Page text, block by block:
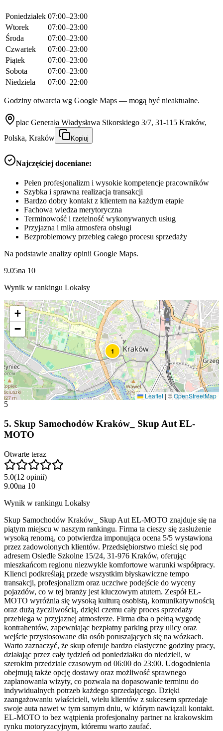
Poniedziałek 07:00–23:00
Wtorek
07:00–23:00
Środa
07:00–23:00
Czwartek
07:00–23:00
Piątek
07:00–23:00
Sobota
07:00–23:00
Niedziela
07:00–22:00
Godziny otwarcia wg Google Maps — mogą być nieaktualne.
plac Generała Władysława Sikorskiego 3/7, 31-115 Kraków,
Polska, Kraków
Kopiuj
Najczęściej doceniane:
Pełen profesjonalizm i wysokie kompetencje pracowników
Szybka i sprawna realizacja transakcji
Bardzo dobry kontakt z klientem na każdym etapie
Fachowa wiedza merytoryczna
Terminowość i rzetelność wykonywanych usług
Przyjazna i miła atmosfera obsługi
Bezproblemowy przebieg całego procesu sprzedaży
Na podstawie analizy opinii Google Maps.
9.05na 10
Wynik w rankingu Lokalsy
1
+
−
Leaflet | ©OpenStreetMap
5
5. Skup Samochodów Kraków_ Skup Aut EL-
MOTO
Otwarte teraz
5.0(12 opinii)
9.00na 10
Wynik w rankingu Lokalsy
Skup Samochodów Kraków_ Skup Aut EL-MOTO znajduje się na
piątym miejscu w naszym rankingu. Firma ta cieszy się zasłużenie
wysoką renomą, co potwierdza imponująca ocena 5/5 wystawiona
przez zadowolonych klientów. Przedsiębiorstwo mieści się pod
adresem Osiedle Szkolne 15/24, 31-976 Kraków, oferując
mieszkańcom regionu niezwykle komfortowe warunki współpracy.
Klienci podkreślają przede wszystkim błyskawiczne tempo
transakcji, profesjonalizm oraz uczciwe podejście do wyceny
pojazdów, co w tej branży jest kluczowym atutem. Zespół EL-
MOTO wyróżnia się wysoką kulturą osobistą, komunikatywnością
oraz dużą życzliwością, dzięki czemu cały proces sprzedaży
przebiega w przyjaznej atmosferze. Firma dba o pełną wygodę
kontrahentów, zapewniając bezpłatny parking przy ulicy oraz
wejście przystosowane dla osób poruszających się na wózkach.
Warto zaznaczyć, że skup oferuje bardzo elastyczne godziny pracy,
działając przez cały tydzień od poniedziałku do niedzieli, w
szerokim przedziale czasowym od 06:00 do 23:00. Udogodnienia
obejmują także opcję dostawy oraz możliwość sprawnego
zaplanowania wizyty, co pozwala na dopasowanie terminu do
indywidualnych potrzeb każdego sprzedającego. Dzięki
zaangażowaniu właścicieli, wielu klientów z sukcesem sprzedaje
swoje auta nawet w tym samym dniu, w którym nawiązali kontakt.
EL-MOTO to bez wątpienia profesjonalny partner na krakowskim
rynku motoryzacyjnym, któremu warto zaufać.